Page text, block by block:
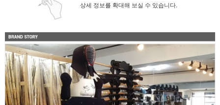
상세 정보를 확대해 보실 수 있습니다.